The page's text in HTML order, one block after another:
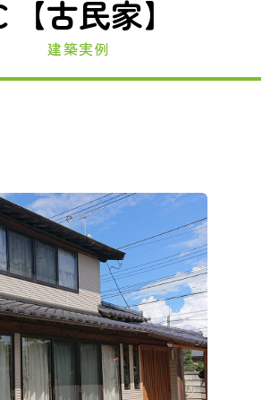
【古民家】
建築実例